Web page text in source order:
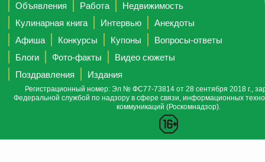
Объявления
Работа
Недвижимость
Кулинарная книга
Интервью
Анекдоты
Афиша
Конкурсы Купоны
Вопросы-ответы
Блоги
Фото-факты
Видео сюжеты
Поздравления
Издания
Регистрационный номер: Эл № ФС77-73814 от 28 сентября 2018 г.,
Федеральной службой по надзору в сфере связи, информационных
коммуникаций (Роскомнадзор).